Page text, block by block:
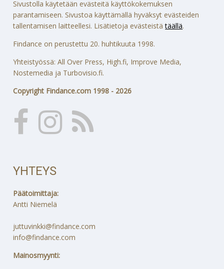
Sivustolla käytetään evästeitä käyttökokemuksen
parantamiseen. Sivustoa käyttämällä hyväksyt evästeiden
tallentamisen laitteellesi. Lisätietoja evästeistätäällä.
Findance on perustettu 20. huhtikuuta 1998.
Yhteistyössä: All Over Press, High.fi, Improve Media,
Nostemedia ja Turbovisio.fi.
Copyright Findance.com 1998 - 2026
YHTEYS
Päätoimittaja:
Antti Niemelä
juttuvinkki@findance.com
info@findance.com
Mainosmyynti: